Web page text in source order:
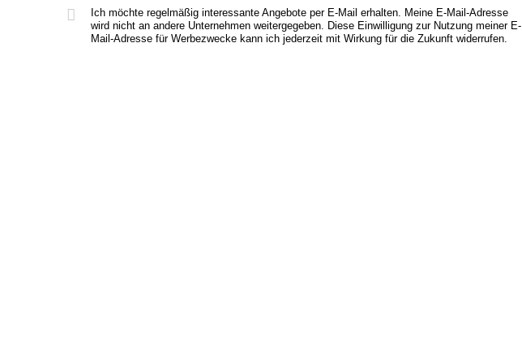
Ich möchte regelmäßig interessante Angebote per E-Mail erhalten. Meine E-Mail-Adresse
wird nicht an andere Unternehmen weitergegeben. Diese Einwilligung zur Nutzung meiner E-
Mail-Adresse für Werbezwecke kann ich jederzeit mit Wirkung für die Zukunft widerrufen.